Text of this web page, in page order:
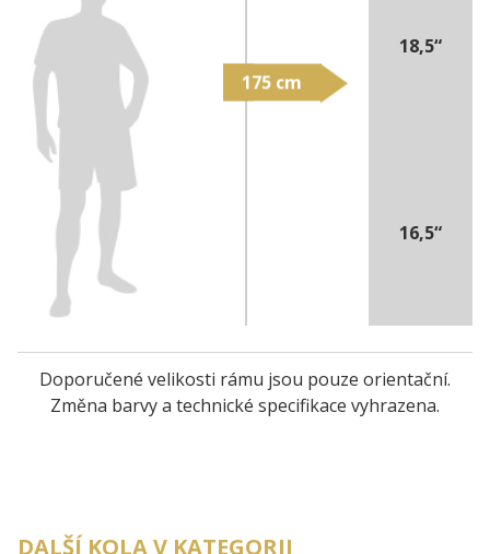
18,5“
16,5“
Doporučené velikosti rámu jsou pouze orientační.
Změna barvy a technické specifikace vyhrazena.
DALŠÍ KOLA V KATEGORII